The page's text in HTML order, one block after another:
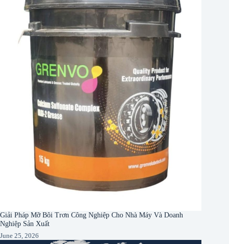
Giải Pháp Mỡ Bôi Trơn Công Nghiệp Cho Nhà Máy Và Doanh
Nghiệp Sản Xuất
June 25, 2026